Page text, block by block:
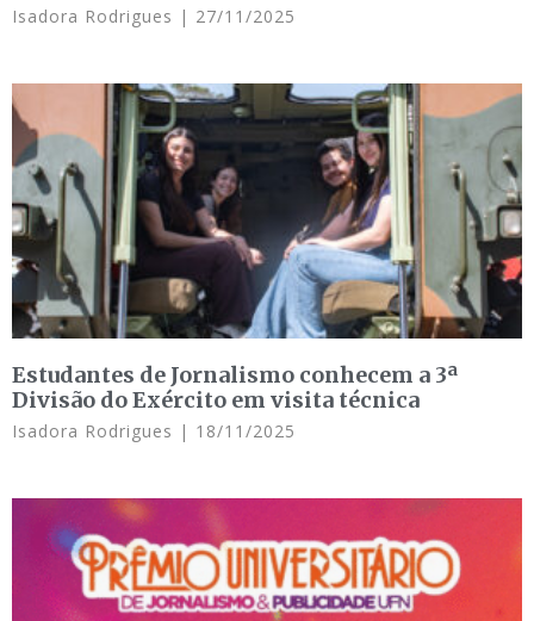
Isadora Rodrigues 27/11/2025
Estudantes de Jornalismo conhecem a 3ª
Divisão do Exército em visita técnica
Isadora Rodrigues 18/11/2025